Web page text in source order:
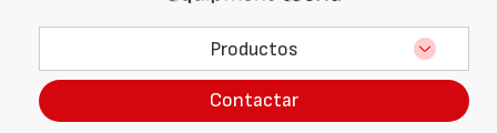
Productos
Contactar